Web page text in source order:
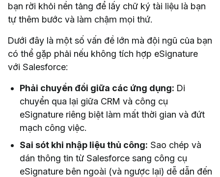
bạn rời khỏi nền tảng để lấy chữ ký tài liệu là bạn
tự thêm bước và làm chậm mọi thứ.
Dưới đây là một số vấn đề lớn mà đội ngũ của bạn
có thể gặp phải nếu không tích hợp eSignature
với Salesforce:
Phải chuyển đổi giữa các ứng dụng: Di
chuyển qua lại giữa CRM và công cụ
eSignature riêng biệt làm mất thời gian và đứt
mạch công việc.
Sai sót khi nhập liệu thủ công: Sao chép và
dán thông tin từ Salesforce sang công cụ
eSignature bên ngoài (và ngược lại) dễ dẫn đến